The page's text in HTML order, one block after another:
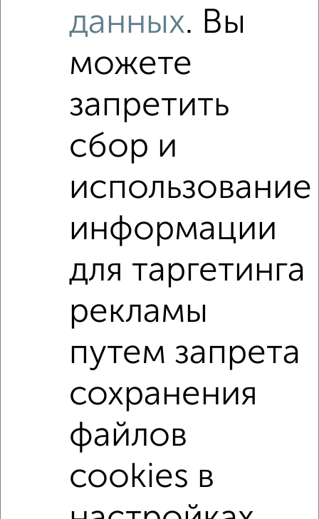
Рядом, с меньшей ценой
Недалеко от Декабристов 8 с ценой ниже
3-к квартира, вторичка, 60м², 4/5 этаж
Московский район, ЖК 56-й, Бондаренко 9
Агентство, 08.08.2026
Поиск по схожим параметрам:
не первый этаж не последний этаж с балконом
с центральным отоплением Вторичное жилье
с раздельным санузлом
площадью до 70 м² На материнский капитал
В ипотеку с материнским капиталом
↑ НАВЕРХ К МЕНЮ
данных. Вы
можете
запретить
сбор и
использование
информации
для таргетинга
рекламы
путем запрета
сохранения
файлов
cookies в